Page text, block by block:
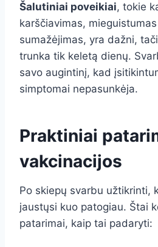
Šalutiniai poveikiai, tokie
karščiavimas,
sumažėjimas, yra dažni,
trunka tik keletą dienų.
savo augintinį, kad
simptomai nepasunkėja.
Praktiniai
vakcinacijos
Po skiepų svarbu užtikrinti,
jaustųsi kuo patogiau. Štai
patarimai, kaip tai padaryti: